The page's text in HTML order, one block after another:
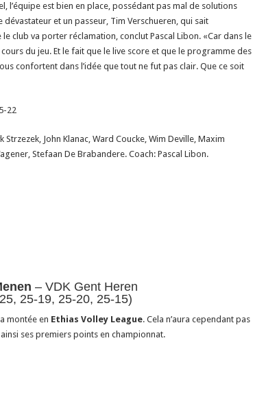
l’équipe est bien en place, possédant pas mal de solutions
dévastateur et un passeur, Tim Verschueren, qui sait
club va porter réclamation, conclut Pascal Libon. «Car dans le
du jeu. Et le fait que le live score et que le programme des
confortent dans l’idée que tout ne fut pas clair. Que ce soit
22
Strzezek, John Klanac, Ward Coucke, Wim Deville, Maxim
Stefaan De Brabandere. Coach: Pascal Libon.
– VDK Gent Heren
25-19, 25-20, 25-15)
montée en Ethias Volley League. Cela n’aura cependant pas
ainsi ses premiers points en championnat.